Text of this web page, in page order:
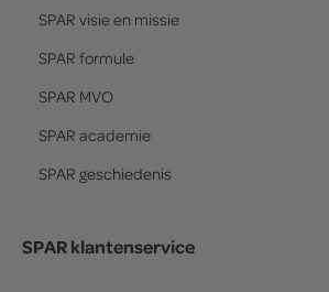
SPAR visie en missie
SPAR formule
SPAR MVO
SPAR academie
SPAR geschiedenis
SPAR klantenservice